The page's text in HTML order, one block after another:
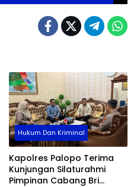
Hukum Dan Kriminal
Kapolres Palopo Terima
Kunjungan Silaturahmi
Pimpinan Cabang Bri